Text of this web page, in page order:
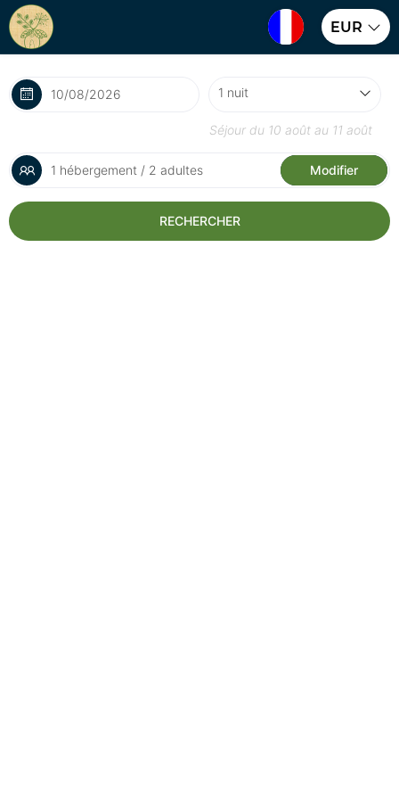
EUR
Séjour du 10 août au 11 août
1 hébergement / 2 adultes Modifier